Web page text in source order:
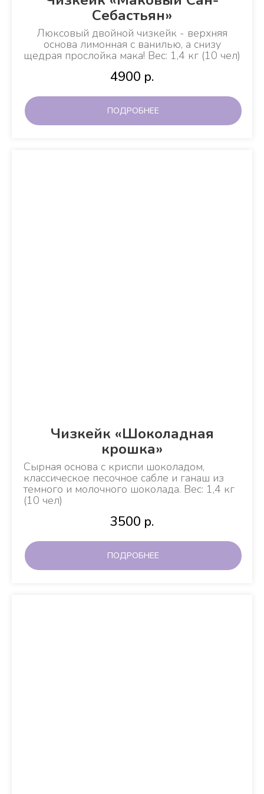
Себастьян»
Люксовый двойной чизкейк - верхняя
основа лимонная с ванилью, а снизу
щедрая прослойка мака! Вес: 1,4 кг (10 чел)
4900 р.
ПОДРОБНЕЕ
Чизкейк «Шоколадная
крошка»
Сырная основа с криспи шоколадом,
классическое песочное сабле и ганаш из
темного и молочного шоколада. Вес: 1,4 кг
(10 чел)
3500 р.
ПОДРОБНЕЕ